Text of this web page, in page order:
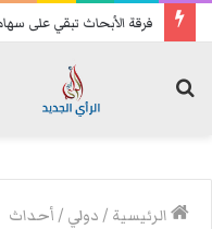
فرقة الأبحاث تبقي على
الرئيسية /دولي /أحداث